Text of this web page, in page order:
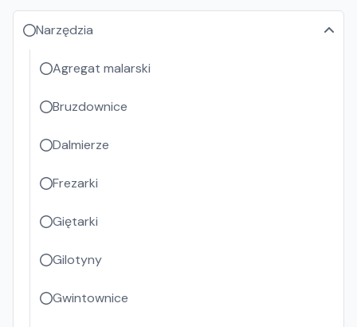
Narzędzia
Agregat malarski
Bruzdownice
Dalmierze
Frezarki
Giętarki
Gilotyny
Gwintownice